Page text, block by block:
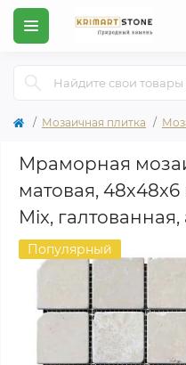
Мозаичная плитка
Мраморная
матовая,
Mix,
Популярный